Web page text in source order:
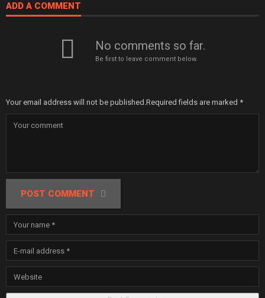
ADD A COMMENT
No comments so far.
Be first to leave comment below.
Your email address will not be published.Required fields are marked *
POST COMMENT